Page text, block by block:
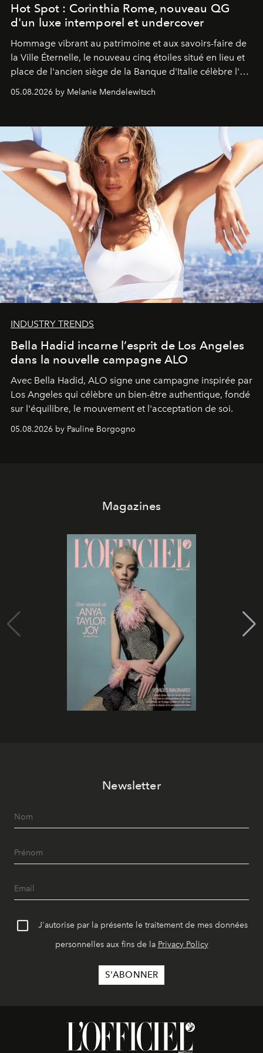
Hot Spot : Corinthia Rome, nouveau QG
d'un luxe intemporel et undercover
Hommage vibrant au patrimoine et aux savoirs-faire de
la Ville Éternelle, le nouveau cinq étoiles situé en lieu et
place de l'ancien siège de la Banque d'Italie célèbre l'art
05.08.2026 by Melanie Mendelewitsch
INDUSTRY TRENDS
Bella Hadid incarne l’esprit de Los Angeles
dans la nouvelle campagne ALO
Avec Bella Hadid, ALO signe une campagne inspirée par
Los Angeles qui célèbre un bien-être authentique, fondé
sur l'équilibre, le mouvement et l'acceptation de soi.
05.08.2026 by Pauline Borgogno
Magazines
Newsletter
J'autorise par la présente le traitement de mes données
personnelles aux fins de la Privacy Policy